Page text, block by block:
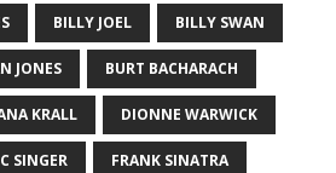
BILLY JOEL BILLY SWAN
JONES BURT BACHARACH
KRALL DIONNE WARWICK
SINGER FRANK SINATRA